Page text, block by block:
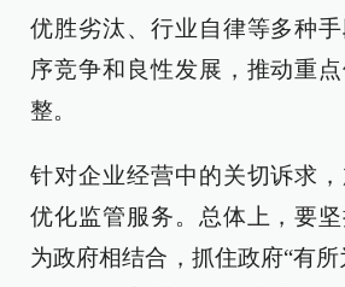
优胜劣汰、行业自律等多种
序竞争和良性发展，推动重
整。
针对企业经营中的关切诉求
优化监管服务。总体上，要
为政府相结合，抓住政府“有